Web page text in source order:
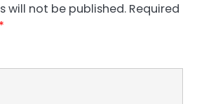
will not be published. Required
*